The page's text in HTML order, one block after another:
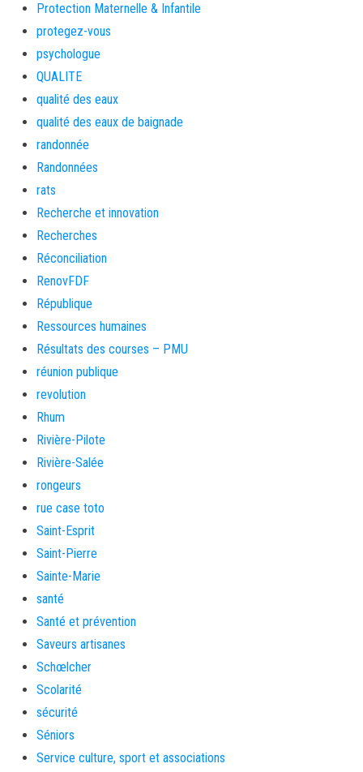
Protection Maternelle & Infantile
protegez-vous
psychologue
QUALITE
qualité des eaux
qualité des eaux de baignade
randonnée
Randonnées
rats
Recherche et innovation
Recherches
Réconciliation
RenovFDF
République
Ressources humaines
Résultats des courses – PMU
réunion publique
revolution
Rhum
Rivière-Pilote
Rivière-Salée
rongeurs
rue case toto
Saint-Esprit
Saint-Pierre
Sainte-Marie
santé
Santé et prévention
Saveurs artisanes
Schœlcher
Scolarité
sécurité
Séniors
Service culture, sport et associations